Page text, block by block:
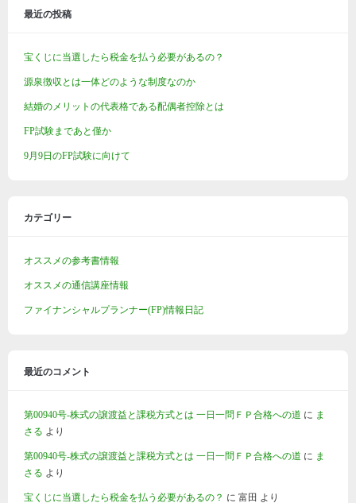
最近の投稿
宝くじに当選したら税金を払う必要があるの？
源泉徴収とは一体どのような制度なのか
結婚のメリットの代表格である配偶者控除とは
FP試験まであと僅か
9月9日のFP試験に向けて
カテゴリー
オススメの参考書情報
オススメの通信講座情報
ファイナンシャルプランナー(FP)情報日記
最近のコメント
第00940号-株式の譲渡益と課税方式とは 一日一問ＦＰ合格への道 に ま
さる より
第00940号-株式の譲渡益と課税方式とは 一日一問ＦＰ合格への道 に ま
さる より
宝くじに当選したら税金を払う必要があるの？ に 富田 より